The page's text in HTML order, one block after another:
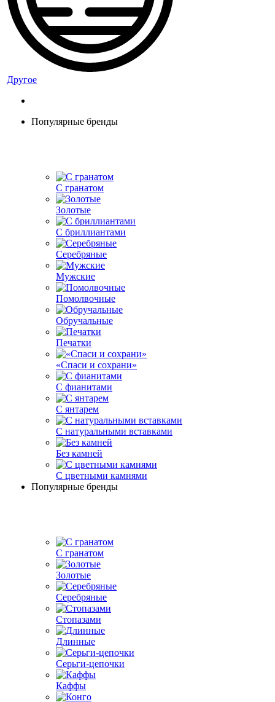
Другое
Популярные бренды
С гранатом
Золотые
С бриллиантами
Серебряные
Мужские
Помолвочные
Обручальные
Печатки
«Спаси и сохрани»
С фианитами
С янтарем
С натуральными вставками
Без камней
С цветными камнями
Популярные бренды
С гранатом
Золотые
Серебряные
Стопазами
Длинные
Серьги-цепочки
Каффы